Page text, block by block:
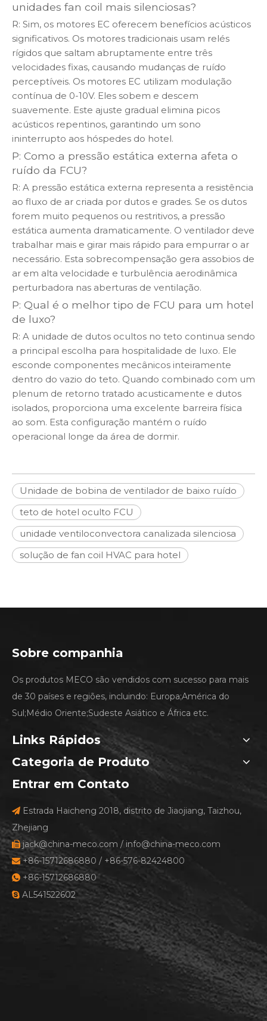
unidades fan coil mais silenciosas?
R: Sim, os motores EC oferecem benefícios acústicos
significativos. Os motores tradicionais usam relés
rígidos que saltam abruptamente entre três
velocidades fixas, causando mudanças de ruído
perceptíveis. Os motores EC utilizam modulação
contínua de 0-10V. Eles sobem e descem
suavemente. Este ajuste gradual elimina picos
acústicos repentinos, garantindo um sono
ininterrupto aos hóspedes do hotel.
P: Como a pressão estática externa afeta o
ruído da FCU?
R: A pressão estática externa representa a resistência
ao fluxo de ar criada por dutos e grades. Se os dutos
forem muito pequenos ou restritivos, a pressão
estática aumenta dramaticamente. O ventilador deve
trabalhar mais e girar mais rápido para empurrar o ar
necessário. Esta sobrecompensação gera assobios de
ar em alta velocidade e turbulência aerodinâmica
perturbadora nas aberturas de ventilação.
P: Qual é o melhor tipo de FCU para um hotel
de luxo?
R: A unidade de dutos ocultos no teto continua sendo
a principal escolha para hospitalidade de luxo. Ele
esconde componentes mecânicos inteiramente
dentro do vazio do teto. Quando combinado com um
plenum de retorno tratado acusticamente e dutos
isolados, proporciona uma excelente barreira física
ao som. Esta configuração mantém o ruído
operacional longe da área de dormir.
Unidade de bobina de ventilador de baixo ruído
teto de hotel oculto FCU
unidade ventiloconvectora canalizada silenciosa
solução de fan coil HVAC para hotel
Sobre companhia
Os produtos MECO são vendidos com sucesso para mais
de 30 países e regiões, incluindo: Europa;América do
Sul;Médio Oriente;Sudeste Asiático e África etc.
Links Rápidos
Categoria de Produto
Entrar em Contato
 Estrada Haicheng 2018, distrito de Jiaojiang, Taizhou,
Zhejiang
 jack@china-meco.com / info@china-meco.com
+86-15712686880 / +86-576-82424800
 +86-15712686880
 AL541522602